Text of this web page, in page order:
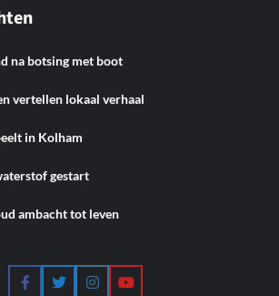
na botsing met boot
vertellen lokaal verhaal
in Kolham
gestart
ambacht tot leven
FacebookTwitterInstagramYouTube